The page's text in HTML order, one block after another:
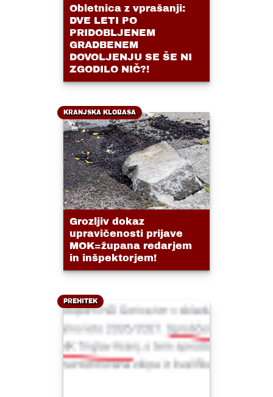
Obletnica z vprašanji:
DVE LETI PO
PRIDOBLJENEM
GRADBENEM
DOVOLJENJU SE ŠE NI
ZGODILO NIČ?!
KRANJSKA KLOBASA
Grozljiv dokaz
upravičenosti prijave
MOK=župana redarjem
in inšpektorjem!
PREHITEK